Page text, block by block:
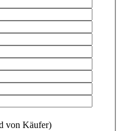
von Käufer)